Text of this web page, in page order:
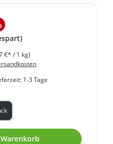
€* / 1 kg)
1-3 Tage
gewünschten Wert ein oder